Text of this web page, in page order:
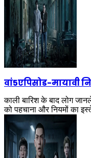
वां5एपिसोड-मायावी
काली बारिश के बाद लोग
को पहचाना और नियमों का